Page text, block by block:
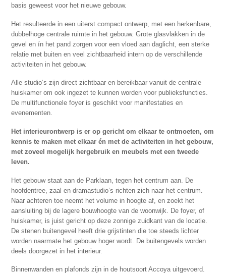
basis geweest voor het nieuwe gebouw.
Het resulteerde in een uiterst compact ontwerp, met een herkenbare,
dubbelhoge centrale ruimte in het gebouw. Grote glasvlakken in de
gevel en ín het pand zorgen voor een vloed aan daglicht, een sterke
relatie met buiten en veel zichtbaarheid intern op de verschillende
activiteiten in het gebouw.
Alle studio’s zijn direct zichtbaar en bereikbaar vanuit de centrale
huiskamer om ook ingezet te kunnen worden voor publieksfuncties.
De multifunctionele foyer is geschikt voor manifestaties en
evenementen.
Het interieurontwerp is er op gericht om elkaar te ontmoeten, om
kennis te maken met elkaar én met de activiteiten in het gebouw,
met zoveel mogelijk hergebruik en meubels met een tweede
leven.
Het gebouw staat aan de Parklaan, tegen het centrum aan. De
hoofdentree, zaal en dramastudio’s richten zich naar het centrum.
Naar achteren toe neemt het volume in hoogte af, en zoekt het
aansluiting bij de lagere bouwhoogte van de woonwijk. De foyer, of
huiskamer, is juist gericht op deze zonnige zuidkant van de locatie.
De stenen buitengevel heeft drie grijstinten die toe steeds lichter
worden naarmate het gebouw hoger wordt. De buitengevels worden
deels doorgezet in het interieur.
Binnenwanden en plafonds zijn in de houtsoort Accoya uitgevoerd.